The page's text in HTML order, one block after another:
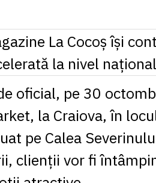
1 MXN= 0.2227
1 NOK = 0.4191
1 NZD
= 2.6097
1 PLN= 1.1646
1 RSD= 0.0425
1 RUB = 0.0530
1 SEK= 0.4526
1 TRY= 0.1141
1 UAH = 0.1048
1 XDR
= 5.9383
1 ZAR= 0.2318
oficial, pe 30
la Craiova, în
pe Calea
clienții vor fi